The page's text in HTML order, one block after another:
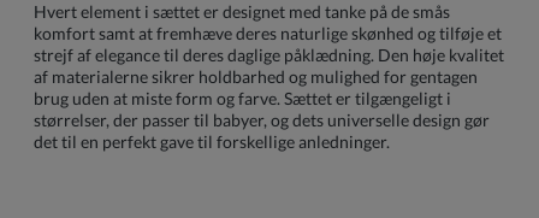
Hvert element i sættet er designet med tanke på de smås
komfort samt at fremhæve deres naturlige skønhed og tilføje et
strejf af elegance til deres daglige påklædning. Den høje kvalitet
af materialerne sikrer holdbarhed og mulighed for gentagen
brug uden at miste form og farve. Sættet er tilgængeligt i
størrelser, der passer til babyer, og dets universelle design gør
det til en perfekt gave til forskellige anledninger.